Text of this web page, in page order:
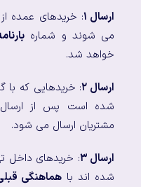
ارسال ۱ : خریدهای عمده
می شوند و شماره
خواهد شد.
ارسال ۲ : خریدهایی که با
شده است پس از
مشتریان ارسال می شود.
ارسال ۳
: خریدهای داخل
شده اند باهماهنگی